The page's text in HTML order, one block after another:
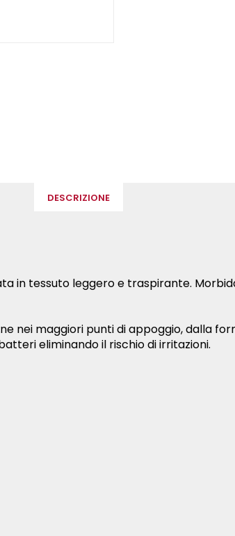
DESCRIZIONE
in tessuto leggero e traspirante.
nei maggiori punti di appoggio, dalla
eliminando il rischio di irritazioni.